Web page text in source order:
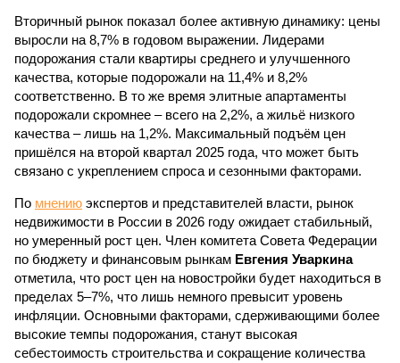
Вторичный рынок показал более активную динамику: цены
выросли на 8,7% в годовом выражении. Лидерами
подорожания стали квартиры среднего и улучшенного
качества, которые подорожали на 11,4% и 8,2%
соответственно. В то же время элитные апартаменты
подорожали скромнее – всего на 2,2%, а жильё низкого
качества – лишь на 1,2%. Максимальный подъём цен
пришёлся на второй квартал 2025 года, что может быть
связано с укреплением спроса и сезонными факторами.
По мнению экспертов и представителей власти, рынок
недвижимости в России в 2026 году ожидает стабильный,
но умеренный рост цен. Член комитета Совета Федерации
по бюджету и финансовым рынкам Евгения Уваркина
отметила, что рост цен на новостройки будет находиться в
пределах 5–7%, что лишь немного превысит уровень
инфляции. Основными факторами, сдерживающими более
высокие темпы подорожания, станут высокая
себестоимость строительства и сокращение количества